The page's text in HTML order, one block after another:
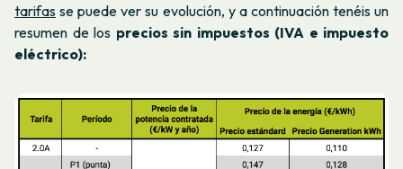
tarifas se puede ver su evolución, y a continuación tenéis un
resumen de los precios sin impuestos (IVA e impuesto
eléctrico):